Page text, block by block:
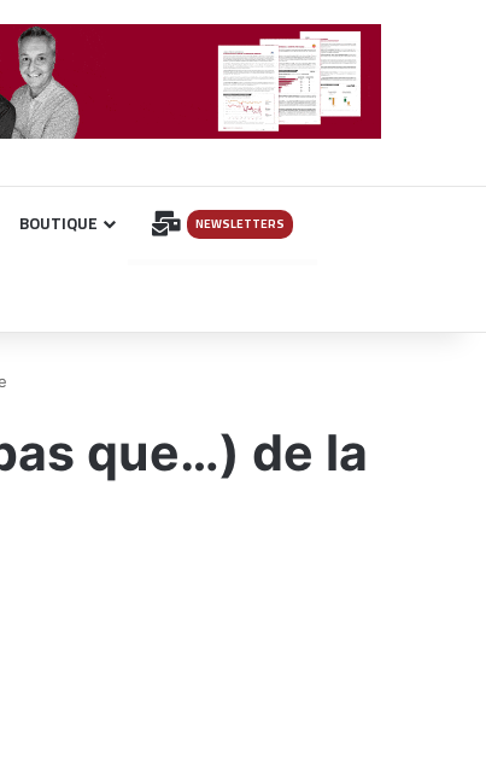
BOUTIQUE INSCRIPTION
NEWSLETTERS
que…) de la